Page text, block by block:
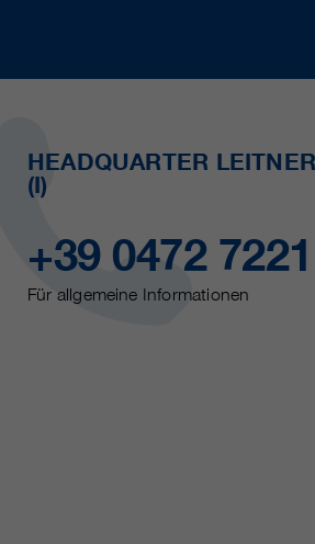
HEADQUARTER
(I)
+39 0472
Für allgemeine Informationen